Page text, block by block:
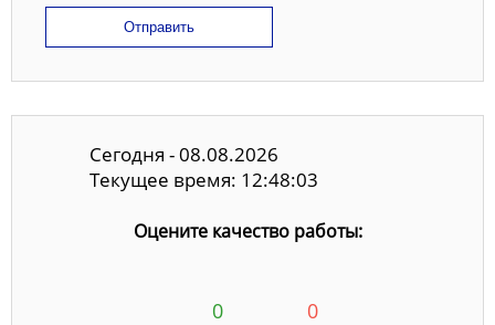
Отправить
Сегодня - 08.08.2026
Текущее время: 12:48:03
Оцените качество работы:
0 0